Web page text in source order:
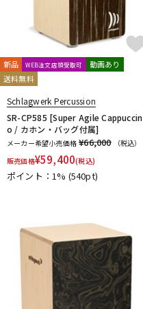
新品 WEB注文店頭受取可
動画あり
送料無料
Schlagwerk Percussion
SR-CP585 [Super Agile Cappuccin
o / カホン・バッグ付属]
メーカー希望小売価格 ¥66,000
（税込）
販売価格¥59,400(税込)
ポイント：1% (540pt)